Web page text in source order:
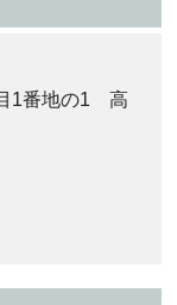
1番地の1 高